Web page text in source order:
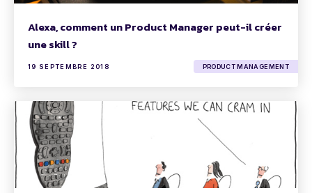
Alexa, comment un Product Manager peut-il créer
une skill ?
19 SEPTEMBRE 2018 PRODUCT MANAGEMENT